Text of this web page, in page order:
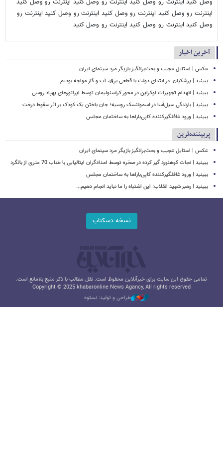
اینترنت رو وصل کنید اینترنت رو وصل کنید اینترنت رو وصل کنید اینترنت رو
وصل کنید اینترنت رو وصل کنید اینترنت رو وصل کنید
آخرین اخبار
عکس | استایل عجیب و بحث‌برانگیز بازیگر مرد سینمای ایران
ببینید | پزشکیان: در ابتدای دولت با قطعی برق، آب و گاز مواجه بودیم
ببینید | انهدام تجهیزات اوکراین در محور کراسنولیمان توسط اپراتورهای پهپاد روسی
ببینید | بارندگی سیل‌آسا در اسمولنسک روسیه؛ جان باختن یک کودک بر اثر سقوط درخت
ببینید | ورود غافلگیرکننده کاپی‌باراها به ساختمان مجلس
پربیننده‌ترین
عکس | استایل عجیب و بحث‌برانگیز بازیگر مرد سینمای ایران
ببینید | نجات کوهنورد گیر کرده در صخره توسط امدادگران ایتالیایی با طناب 70 متری از بالگرد
ببینید | ورود غافلگیرکننده کاپی‌باراها به ساختمان مجلس
ببینید | رهبر شهید انقلاب: این اشتباه را ما نباید انجام دهیم...
نسخه دسکتاپ
تمامی حقوق این سایت برای خبرآنلاین محفوظ است. نقل مطالب با ذکر منبع بلامانع است.
Copyright © 2025 khabaronline News Agancy, All rights reserved
طراحی و تولید: نستوه